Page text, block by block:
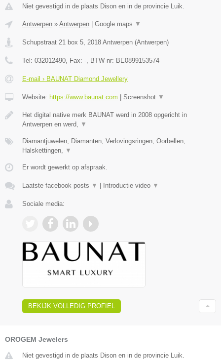
Niet gevestigd in de plaats Dison en in de provincie Luik.
Antwerpen » Antwerpen Google maps ▼
Schupstraat 21 box 5 2018 Antwerpen (Antwerpen)
Tel: 032012490 , Fax: - , BTW-nr: BE0899153574
E-mail › BAUNAT Diamond Jewellery
Website: https://www.baunat.com Screenshot ▼
Het digital native merk BAUNAT werd in 2008 opgericht in
Antwerpen en werd,
▼
Diamantjuwelen, Diamanten, Verlovingsringen, Oorbellen,
Halskettingen,
▼
Er wordt gewerkt op afspraak.
Laatste facebook posts ▼ Introductie video ▼
Sociale media:
BEKIJK VOLLEDIG PROFIEL
OROGEM Jewelers
Niet gevestigd in de plaats Dison en in de provincie Luik.